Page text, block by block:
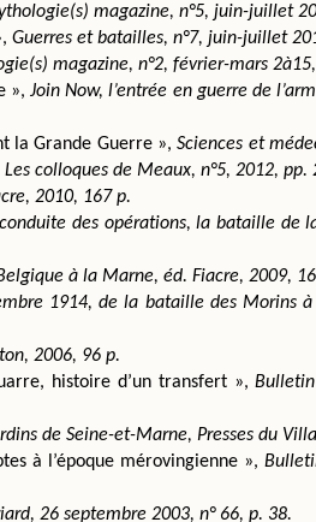
magazine, n°5, juin-juillet
Guerres et batailles, n°7, juin-juillet
magazine, n°2, février-mars
», Join Now, l’entrée en guerre de
la Grande Guerre », Sciences et
colloques de Meaux, n°5, 2012, pp.
2010, 167 p.
des opérations, la bataille de
à la Marne, éd. Fiacre, 2009,
1914, de la bataille des Morins
2006, 96 p.
histoire d’un transfert »,
de Seine-et-Marne, Presses du
à l’époque mérovingienne »,
26 septembre 2003, n° 66, p. 38.